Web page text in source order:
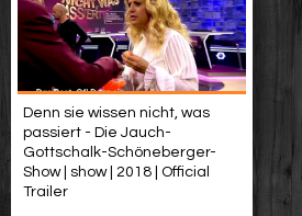
Denn sie wissen nicht, was
passiert - Die Jauch-
Gottschalk-Schöneberger-
Show | show | 2018 | Official
Trailer